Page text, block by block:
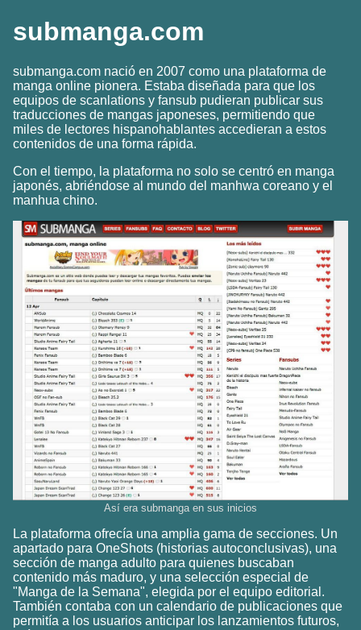
submanga.com
submanga.com nació en 2007 como una plataforma de
manga online pionera. Estaba diseñada para que los
equipos de scanlations y fansub pudieran publicar sus
traducciones de mangas japoneses, permitiendo que
miles de lectores hispanohablantes accedieran a estos
contenidos de una forma rápida.
Con el tiempo, la plataforma no solo se centró en manga
japonés, abriéndose al mundo del manhwa coreano y el
manhua chino.
Así era submanga en sus inicios
La plataforma ofrecía una amplia gama de secciones. Un
apartado para OneShots (historias autoconclusivas), una
sección de manga adulto para quienes buscaban
contenido más maduro, y una selección especial de
"Manga de la Semana", elegida por el equipo editorial.
También contaba con un calendario de publicaciones que
permitía a los usuarios anticipar los lanzamientos futuros,